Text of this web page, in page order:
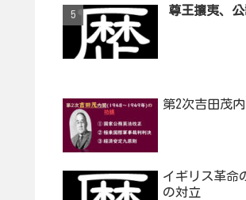
尊王攘夷、
第2次吉田茂
イギリス革命
の対立